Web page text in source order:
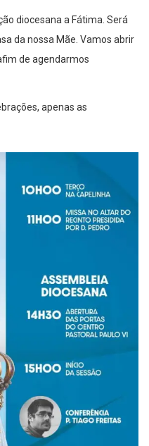
diocesana a Fátima. Será
da nossa Mãe. Vamos abrir
de agendarmos
apenas as